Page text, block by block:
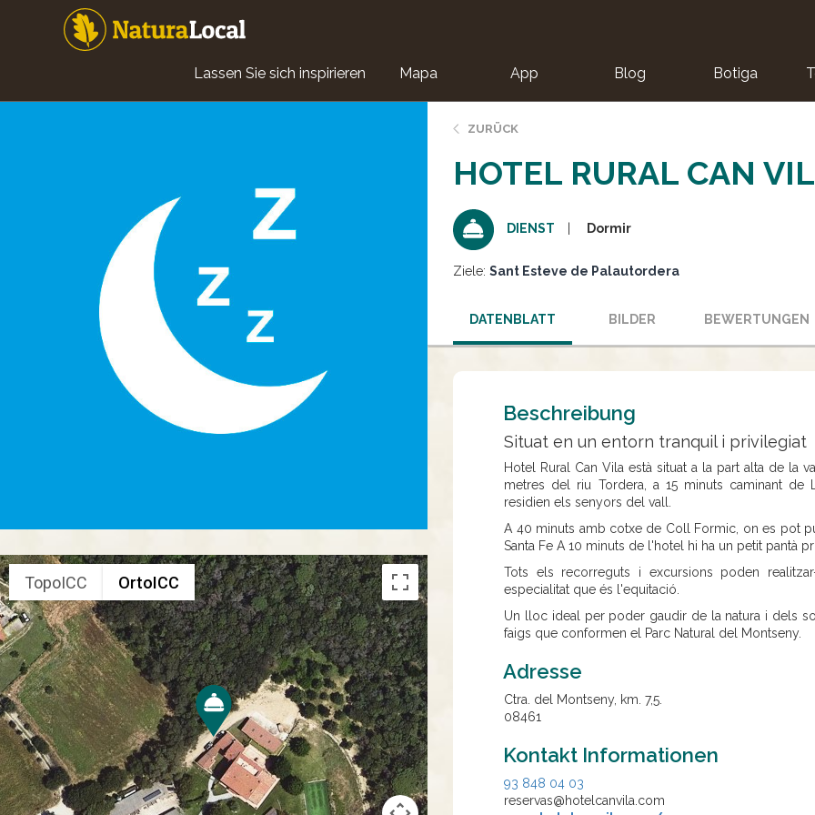
Main
navigation
Lassen Sie sich inspirieren Mapa App Blog Botiga
TopoICC OrtoICC
ZURÜCK
HOTEL RURAL CAN
DIENST Dormir
Ziele: Sant Esteve de Palautordera
DATENBLATT BILDER BEWERTUNGEN
Beschreibung
Situat en un entorn tranquil i privilegiat
Hotel Rural Can Vila està situat a la part alta de la
metres del riu Tordera, a 15 minuts caminant
residien els senyors del vall.
A 40 minuts amb cotxe de Coll Formic, on es pot
Santa Fe A 10 minuts de l'hotel hi ha un petit pantà
Tots els recorreguts i excursions poden
especialitat que és l'equitació.
Un lloc ideal per poder gaudir de la natura i dels
faigs que conformen el Parc Natural del Montseny.
Adresse
Ctra. del Montseny, km. 7,5.
08461
Kontakt Informationen
93 848 04 03
reservas@hotelcanvila.com